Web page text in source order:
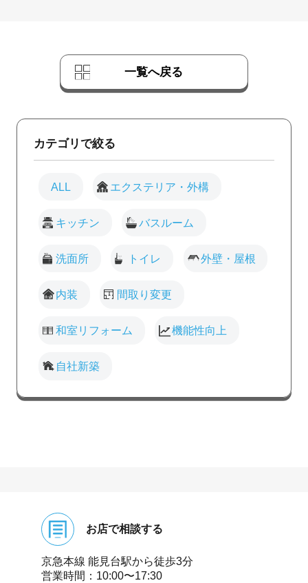
一覧へ戻る
カテゴリで絞る
ALL エクステリア・外構
キッチン バスルーム
洗面所 トイレ 外壁・屋根
内装 間取り変更
和室リフォーム 機能性向上
自社新築
お店で相談する
京急本線 能⾒台駅から徒歩3分
営業時間：10:00〜17:30